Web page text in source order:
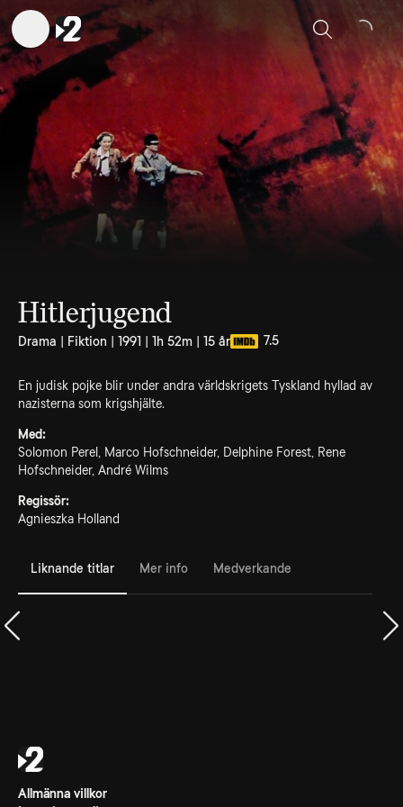
Sök
Hitlerjugend
Drama | Fiktion | 1991 | 1h 52m | 15 år 7.5
En judisk pojke blir under andra världskrigets Tyskland hyllad av
nazisterna som krigshjälte.
Med:
Solomon Perel, Marco Hofschneider, Delphine Forest, Rene
Hofschneider, André Wilms
Regissör:
Agnieszka Holland
Liknande titlar Mer info Medverkande
Allmänna villkor